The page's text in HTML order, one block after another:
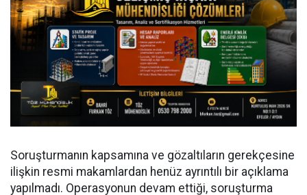
Soruşturmanın kapsamına ve gözaltıların gerekçesine
ilişkin resmi makamlardan henüz ayrıntılı bir açıklama
yapılmadı. Operasyonun devam ettiği, soruşturma